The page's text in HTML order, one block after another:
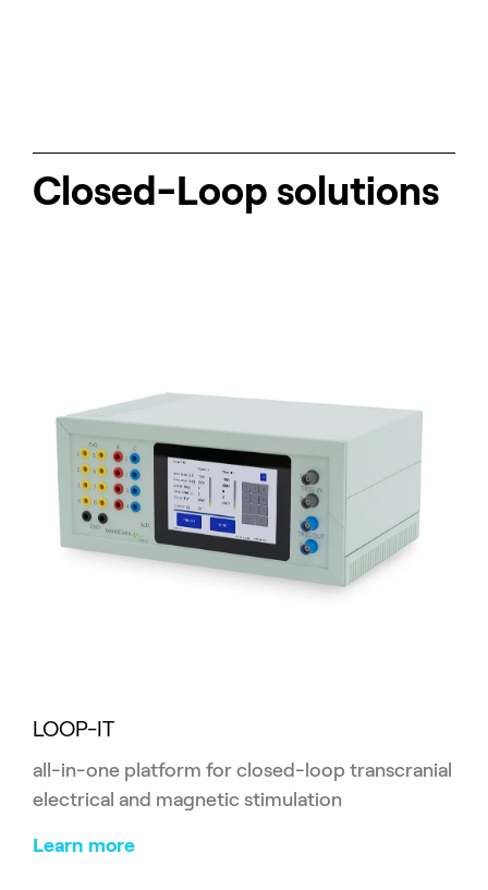
Closed-Loop solutions
LOOP-IT
all-in-one platform for closed-loop transcranial
electrical and magnetic stimulation
Learn more